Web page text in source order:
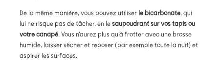
De la même manière, vous pouvez utiliser le bicarbonate, qui
lui ne risque pas de tâcher, en lesaupoudrant sur vos tapis ou
votre canapé. Vous n’aurez plus qu’à frotter avec une brosse
humide, laisser sécher et reposer (par exemple toute la nuit) et
aspirer les surfaces.